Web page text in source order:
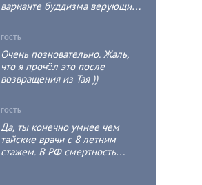
варианте буддизма верующий
монахом, пусть даже не
продолжительное время, т.к.
это положительно отразится на
его собственной судьбе и
ГОСТЬ
Очень позновательно. Жаль,
что я прочёл это после
возвращения из Тая ))
ГОСТЬ
Да, ты конечно умнее чем
тайские врачи с 8 летним
стажем. В РФ смертность